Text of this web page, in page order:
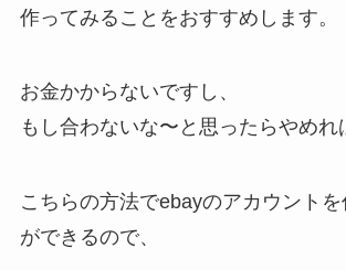
作ってみることをおすすめします。
お金かからないですし、
もし合わないな〜と思ったらやめれ
こちらの方法でebayのアカウントを
ができるので、